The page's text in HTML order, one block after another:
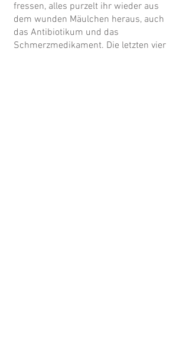
fressen, alles purzelt ihr wieder aus
dem wunden Mäulchen heraus, auch
das Antibiotikum und das
Schmerzmedikament. Die letzten vier